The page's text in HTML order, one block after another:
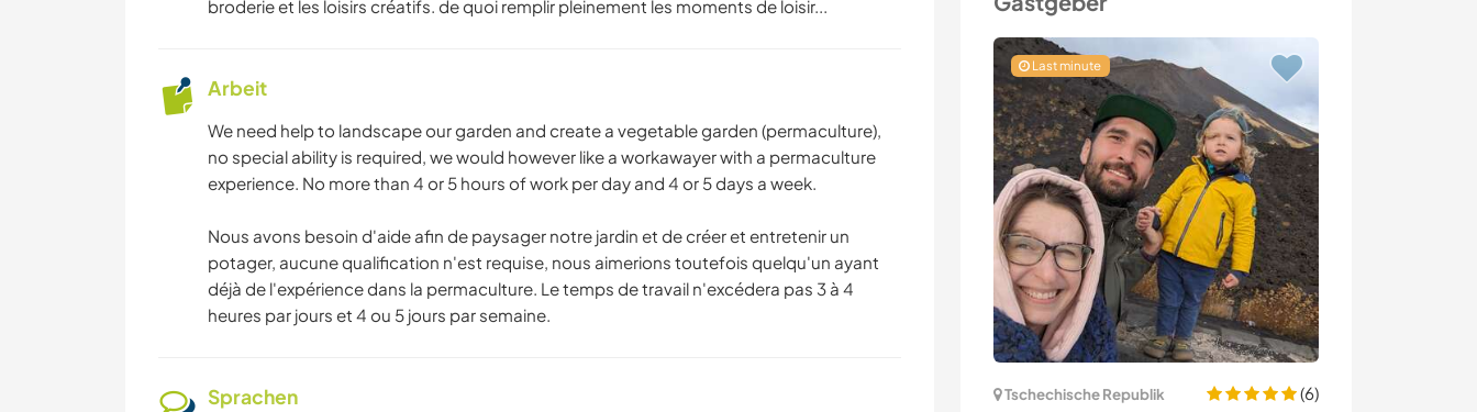
Last minute
Tschechische Republik
(6)
broderie et les loisirs créatifs. de quoi remplir pleinement les moments de loisir...
Arbeit
We need help to landscape our garden and create a vegetable garden (permaculture),
no special ability is required, we would however like a workawayer with a permaculture
experience. No more than 4 or 5 hours of work per day and 4 or 5 days a week.
Nous avons besoin d'aide afin de paysager notre jardin et de créer et entretenir un
potager, aucune qualification n'est requise, nous aimerions toutefois quelqu'un ayant
déjà de l'expérience dans la permaculture. Le temps de travail n'excédera pas 3 à 4
heures par jours et 4 ou 5 jours par semaine.
Sprachen